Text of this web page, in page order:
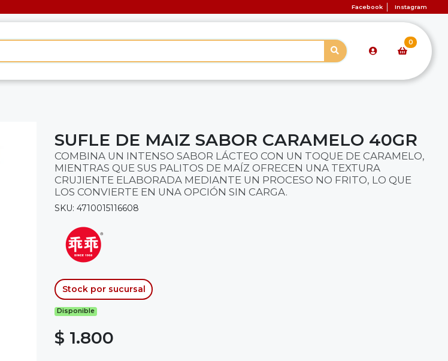
Facebook Instagram
0
SUFLE DE MAIZ SABOR CARAMELO 40GR
COMBINA UN INTENSO SABOR LÁCTEO CON UN TOQUE DE CARAMELO,
MIENTRAS QUE SUS PALITOS DE MAÍZ OFRECEN UNA TEXTURA
CRUJIENTE ELABORADA MEDIANTE UN PROCESO NO FRITO, LO QUE
LOS CONVIERTE EN UNA OPCIÓN SIN CARGA.
SKU: 4710015116608
Stock por sucursal
Disponible
$ 1.800